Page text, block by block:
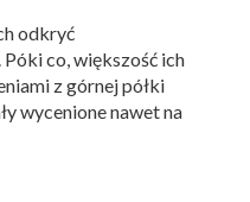
odkryć
co, większość ich
z górnej półki
wycenione nawet na